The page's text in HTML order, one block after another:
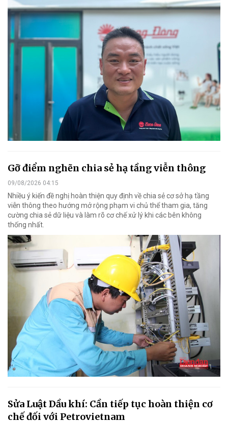
Gỡ điểm nghẽn chia sẻ hạ tầng viễn thông
09/08/2026 04:15
Nhiều ý kiến đề nghị hoàn thiện quy định về chia sẻ cơ sở hạ tầng
viễn thông theo hướng mở rộng phạm vi chủ thể tham gia, tăng
cường chia sẻ dữ liệu và làm rõ cơ chế xử lý khi các bên không
thống nhất.
Sửa Luật Dầu khí: Cần tiếp tục hoàn thiện cơ
chế đối với Petrovietnam